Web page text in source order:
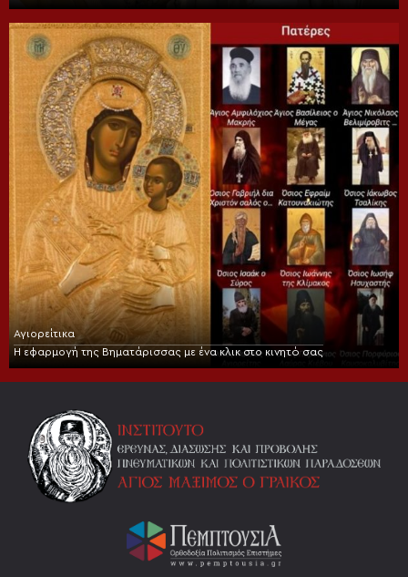
Αγιορείτικα
Η εφαρμογή της Βηματάρισσας με ένα κλικ στο κινητό σας